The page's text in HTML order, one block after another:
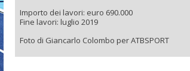
Importo dei lavori: euro 690.000
Fine lavori: luglio 2019
Foto di Giancarlo Colombo per ATBSPORT